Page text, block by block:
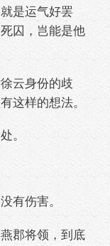
是运气好罢
囚，岂能是他
云身份的歧
这样的想法。
。
有伤害。
郡将领，到底